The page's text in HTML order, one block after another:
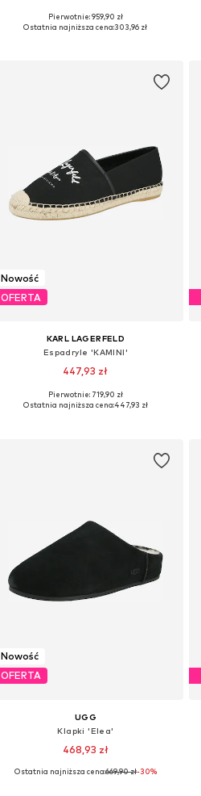
Dostępne rozmiary: 36, 37, 38, 39, 40, 41
Pierwotnie: 959,90 zł
Ostatnia najniższa cena:303,96 zł
Nowość
OFERTA
KARL LAGERFELD
Espadryle 'KAMINI'
447,93 zł
Dostępne rozmiary: 36, 37, 38, 39, 40, 41
Pierwotnie: 719,90 zł
Ostatnia najniższa cena:447,93 zł
Nowość
OFERTA
UGG
Klapki 'Elea'
468,93 zł
Dostępne w różnych rozmiarach
Ostatnia najniższa cena:669,90 zł-30%